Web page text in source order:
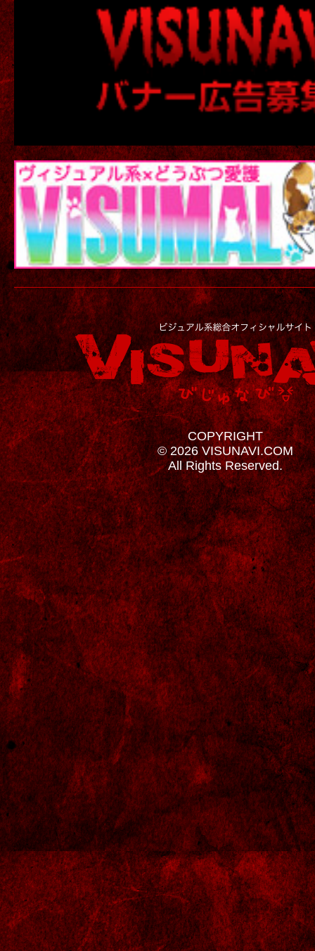
COPYRIGHT
© 2026 VISUNAVI.COM
All Rights Reserved.